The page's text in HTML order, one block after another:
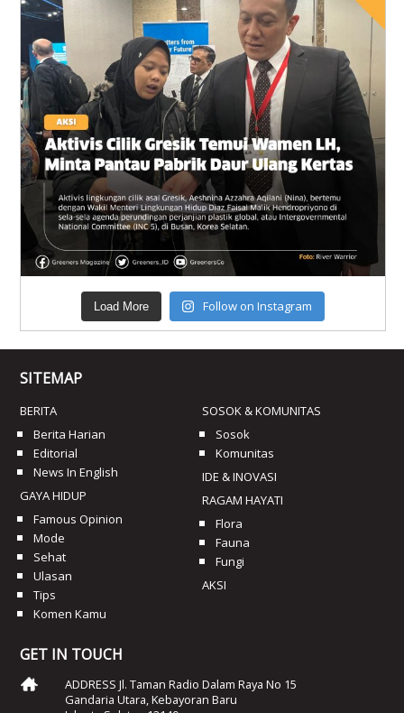
Load More Follow on Instagram
SITEMAP
BERITA
Berita Harian
Editorial
News In English
GAYA HIDUP
Famous Opinion
Mode
Sehat
Ulasan
Tips
Komen Kamu
SOSOK & KOMUNITAS
Sosok
Komunitas
IDE & INOVASI
RAGAM HAYATI
Flora
Fauna
Fungi
AKSI
GET IN TOUCH
ADDRESS Jl. Taman Radio Dalam Raya No 15
Gandaria Utara, Kebayoran Baru